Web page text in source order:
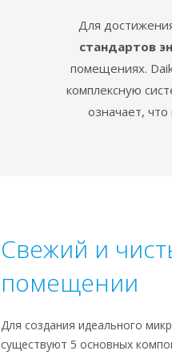
Для
стандартов
помещениях.
комплексную
означает,
Свежий и
помещении
Для создания идеального
существуют 5 основных